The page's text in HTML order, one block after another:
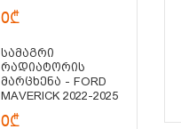
0₾
Სამაგრი
Რადიატორის
Მარცხენა - FORD
MAVERICK 2022-2025
0₾